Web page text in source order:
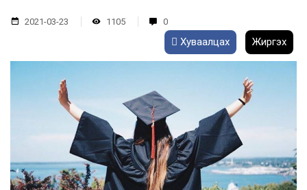
2021-03-23 1105 0
Хуваалцах Жиргэх